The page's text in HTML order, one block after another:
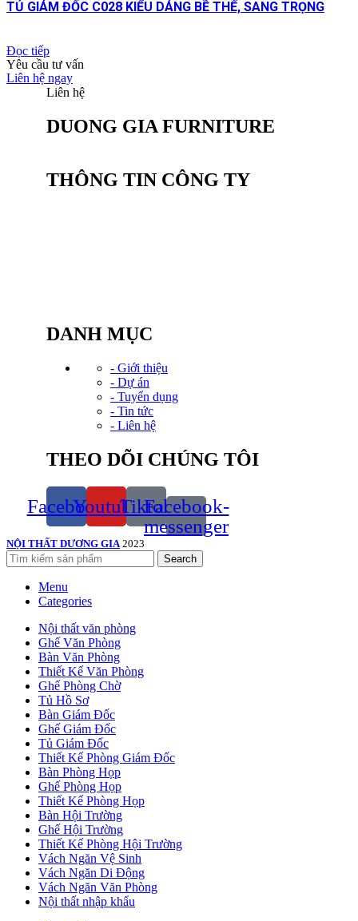
TỦ GIÁM ĐỐC C028 KIỂU DÁNG BỀ THẾ, SANG TRỌNG
Đọc tiếp
Yêu cầu tư vấn
Liên hệ ngay
Liên hệ
DUONG GIA FURNITURE
THÔNG TIN CÔNG TY
DANH MỤC
- Giới thiệu
- Dự án
- Tuyển dụng
- Tin tức
- Liên hệ
THEO DÕI CHÚNG TÔI
FacebookYoutubeTiktok
Facebook-
messenger
NỘI THẤT DƯƠNG GIA 2023
Search
Menu
Categories
Nội thất văn phòng
Ghế Văn Phòng
Bàn Văn Phòng
Thiết Kế Văn Phòng
Ghế Phòng Chờ
Tủ Hồ Sơ
Bàn Giám Đốc
Ghế Giám Đốc
Tủ Giám Đốc
Thiết Kế Phòng Giám Đốc
Bàn Phòng Họp
Ghế Phòng Họp
Thiết Kế Phòng Họp
Bàn Hội Trường
Ghế Hội Trường
Thiết Kế Phòng Hội Trường
Vách Ngăn Vệ Sinh
Vách Ngăn Di Động
Vách Ngăn Văn Phòng
Nội thất nhập khẩu